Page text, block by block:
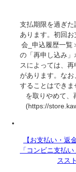
支払期限を過ぎ
あります。初回
会_申込履歴一覧
の「再申し込み
スによっては、
があります。な
することはでき
を取りやめて、
(https://
【お支払い・返
「コンビニ支払
スス